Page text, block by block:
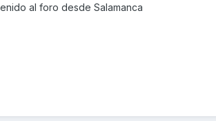
al foro desde Salamanca